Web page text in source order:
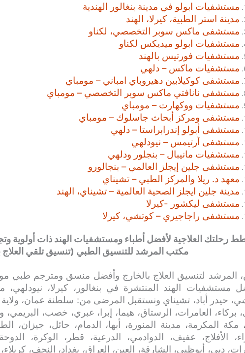
مستشفيات ابولو في مدينة بنغالور الهندية
مدينة استر الطبية، كيرلا، الهند
مستشفى ماكس سوبر التخصصي، لكناو
مستشفيات ابولو ميديكس لكناو
مستشفيات فورتيس بالهند
مستشفيات ماكس – دلهي
مستشفى كوكيلابين دهيروباي امباني – مومباي
مستشفى نانافتي ماكس سوبر التخصصي – مومباي
مستشفيات ووكهارت – مومباي
مستشفى ومركز أبحاث جاسلوك – مومباي
مستشفى أبولو إندرابراستا – دلهي
مستشفى آرتيمس – نيودلهي
مستشفيات مانيبال – بنجلور ودلهي
مستشفى جلين إيجلز العالمي – بنجالورو
معهد د. ريلا والمركز الطبي – تشيناي
مدينة جلين ايجلز الصحية العالمية – تشيناي، الهند
مستشفى ليكشور -كيرلا
مستشفى راجاجيري – كوتشي، كيرلا
رحلتك العلاجية لأفضل أطباء ومستشفيات الهند ذات أولوية
مكتب المرشد للتنسيق الطبي (تنسيق تلقي العلاج
المرشد لتنسيق العلاج بالخارج وأفضل منسق ومترجم طبي
مستشفيات الهند المنتشرة في بنغالور، كيرلا، نيودلهي،
حيدر أباد، تشيناي ونستقبل المرضى من: سلطنة عمان،
بركاء، العامرات، الرستاق، هيما، إبرا، عبري، خصب، البريمي،
مكة المكرمة، مدينة المنورة، أبها، الدمام، حائل، جيزان،
الأفلاج، عفيف، الدوادمي، الدرعية، قطر، الوكرة،
دبي، أبوظبي، الشارقة، العين، العراق، بغداد، النجف،